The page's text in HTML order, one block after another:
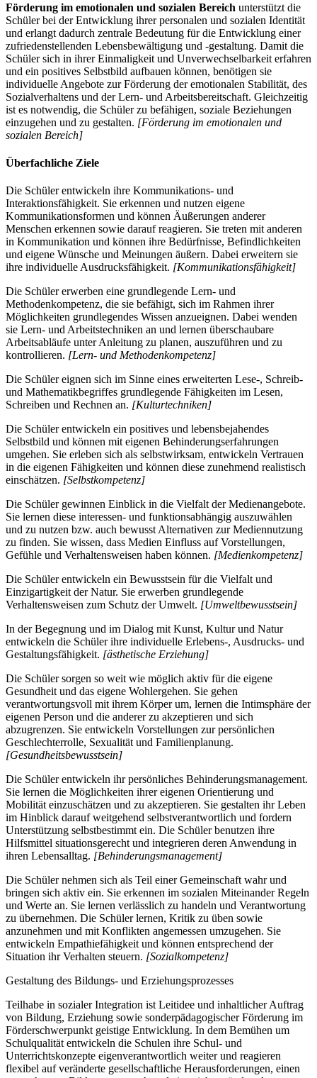
Förderung im emotionalen und sozialen Bereich unterstützt die
Schüler bei der Entwicklung ihrer personalen und sozialen Identität
und erlangt dadurch zentrale Bedeutung für die Entwicklung einer
zufriedenstellenden Lebensbewältigung und -gestaltung. Damit die
Schüler sich in ihrer Einmaligkeit und Unverwechselbarkeit erfahren
und ein positives Selbstbild aufbauen können, benötigen sie
individuelle Angebote zur Förderung der emotionalen Stabilität, des
Sozialverhaltens und der Lern- und Arbeitsbereitschaft. Gleichzeitig
ist es notwendig, die Schüler zu befähigen, soziale Beziehungen
einzugehen und zu gestalten. [Förderung im emotionalen und
sozialen Bereich]
Überfachliche Ziele
Die Schüler entwickeln ihre Kommunikations- und
Interaktionsfähigkeit. Sie erkennen und nutzen eigene
Kommunikationsformen und können Äußerungen anderer
Menschen erkennen sowie darauf reagieren. Sie treten mit anderen
in Kommunikation und können ihre Bedürfnisse, Befindlichkeiten
und eigene Wünsche und Meinungen äußern. Dabei erweitern sie
ihre individuelle Ausdrucksfähigkeit. [Kommunikationsfähigkeit]
Die Schüler erwerben eine grundlegende Lern- und
Methodenkompetenz, die sie befähigt, sich im Rahmen ihrer
Möglichkeiten grundlegendes Wissen anzueignen. Dabei wenden
sie Lern- und Arbeitstechniken an und lernen überschaubare
Arbeitsabläufe unter Anleitung zu planen, auszuführen und zu
kontrollieren. [Lern- und Methodenkompetenz]
Die Schüler eignen sich im Sinne eines erweiterten Lese-, Schreib-
und Mathematikbegriffes grundlegende Fähigkeiten im Lesen,
Schreiben und Rechnen an. [Kulturtechniken]
Die Schüler entwickeln ein positives und lebensbejahendes
Selbstbild und können mit eigenen Behinderungserfahrungen
umgehen. Sie erleben sich als selbstwirksam, entwickeln Vertrauen
in die eigenen Fähigkeiten und können diese zunehmend realistisch
einschätzen. [Selbstkompetenz]
Die Schüler gewinnen Einblick in die Vielfalt der Medienangebote.
Sie lernen diese interessen- und funktionsabhängig auszuwählen
und zu nutzen bzw. auch bewusst Alternativen zur Mediennutzung
zu finden. Sie wissen, dass Medien Einfluss auf Vorstellungen,
Gefühle und Verhaltensweisen haben können. [Medienkompetenz]
Die Schüler entwickeln ein Bewusstsein für die Vielfalt und
Einzigartigkeit der Natur. Sie erwerben grundlegende
Verhaltensweisen zum Schutz der Umwelt. [Umweltbewusstsein]
In der Begegnung und im Dialog mit Kunst, Kultur und Natur
entwickeln die Schüler ihre individuelle Erlebens-, Ausdrucks- und
Gestaltungsfähigkeit. [ästhetische Erziehung]
Die Schüler sorgen so weit wie möglich aktiv für die eigene
Gesundheit und das eigene Wohlergehen. Sie gehen
verantwortungsvoll mit ihrem Körper um, lernen die Intimsphäre der
eigenen Person und die anderer zu akzeptieren und sich
abzugrenzen. Sie entwickeln Vorstellungen zur persönlichen
Geschlechterrolle, Sexualität und Familienplanung.
[Gesundheitsbewusstsein]
Die Schüler entwickeln ihr persönliches Behinderungsmanagement.
Sie lernen die Möglichkeiten ihrer eigenen Orientierung und
Mobilität einzuschätzen und zu akzeptieren. Sie gestalten ihr Leben
im Hinblick darauf weitgehend selbstverantwortlich und fordern
Unterstützung selbstbestimmt ein. Die Schüler benutzen ihre
Hilfsmittel situationsgerecht und integrieren deren Anwendung in
ihren Lebensalltag. [Behinderungsmanagement]
Die Schüler nehmen sich als Teil einer Gemeinschaft wahr und
bringen sich aktiv ein. Sie erkennen im sozialen Miteinander Regeln
und Werte an. Sie lernen verlässlich zu handeln und Verantwortung
zu übernehmen. Die Schüler lernen, Kritik zu üben sowie
anzunehmen und mit Konflikten angemessen umzugehen. Sie
entwickeln Empathiefähigkeit und können entsprechend der
Situation ihr Verhalten steuern. [Sozialkompetenz]
Gestaltung des Bildungs- und Erziehungsprozesses
Teilhabe in sozialer Integration ist Leitidee und inhaltlicher Auftrag
von Bildung, Erziehung sowie sonderpädagogischer Förderung im
Förderschwerpunkt geistige Entwicklung. In dem Bemühen um
Schulqualität entwickeln die Schulen ihre Schul- und
Unterrichtskonzepte eigenverantwortlich weiter und reagieren
flexibel auf veränderte gesellschaftliche Herausforderungen, einen